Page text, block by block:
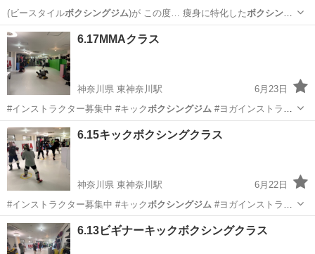
(ビースタイルボクシングジム)が この度… 痩身に特化したボクシング
ジム
です お… 成功に特化したボクシングジムです(ﾉ∀`)… (ビースタイ
ルボクシングジム)で検索、もし…
福岡 北九州市 美容健康
6.17MMAクラス
神奈川県 東神奈川駅
6月23日
#インストラクター募集中 #キック ボクシングジム #ヨガインストラク
ター募集中 …
神奈川 横浜市 東神奈川駅 空手/他格闘技
6.15キックボクシングクラス
神奈川県 東神奈川駅
6月22日
#インストラクター募集中 #キック ボクシングジム #ヨガインストラク
ター募集中 …
神奈川 横浜市 東神奈川駅 空手/他格闘技
キックボクシング
6.13ビギナーキックボクシングクラス